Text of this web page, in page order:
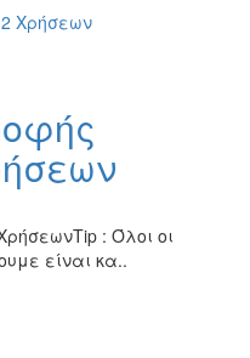
: Όλοι οι
είναι κα..